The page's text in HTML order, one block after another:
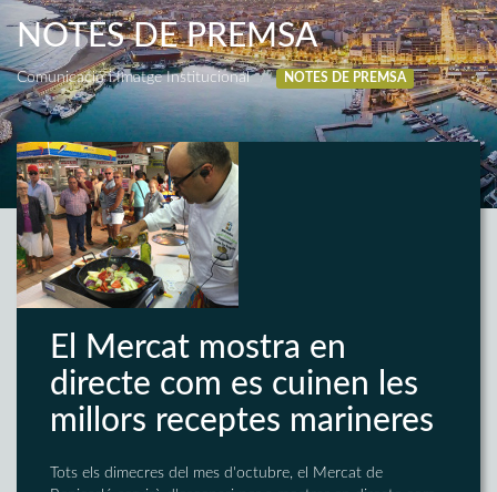
NOTES DE PREMSA
Comunicació i Imatge Institucional NOTES DE PREMSA
El Mercat mostra en
directe com es cuinen les
millors receptes marineres
Tots els dimecres del mes d'octubre, el Mercat de